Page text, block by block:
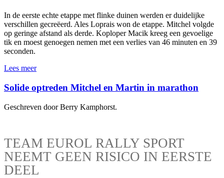
In de eerste echte etappe met flinke duinen werden er duidelijke
verschillen gecreëerd. Ales Loprais won de etappe. Mitchel volgde
op geringe afstand als derde. Koploper Macik kreeg een gevoelige
tik en moest genoegen nemen met een verlies van 46 minuten en 39
seconden.
Lees meer
Solide optreden Mitchel en Martin in marathon
Geschreven door Berry Kamphorst.
TEAM EUROL RALLY SPORT
NEEMT GEEN RISICO IN EERSTE
DEEL